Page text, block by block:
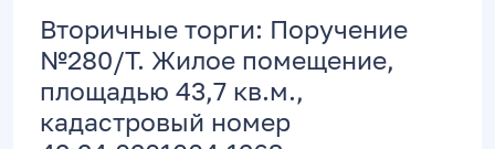
Вторичные торги: Поручение
№280/Т. Жилое помещение,
площадью 43,7 кв.м.,
кадастровый номер